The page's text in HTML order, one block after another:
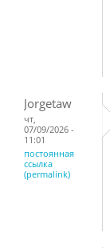
Jorgetaw
чт,
07/09/2026 -
11:01
постоянная
ссылка
(permalink)